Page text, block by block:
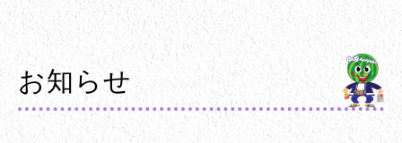
お知らせ